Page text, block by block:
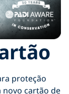
proteção
novo cartão de